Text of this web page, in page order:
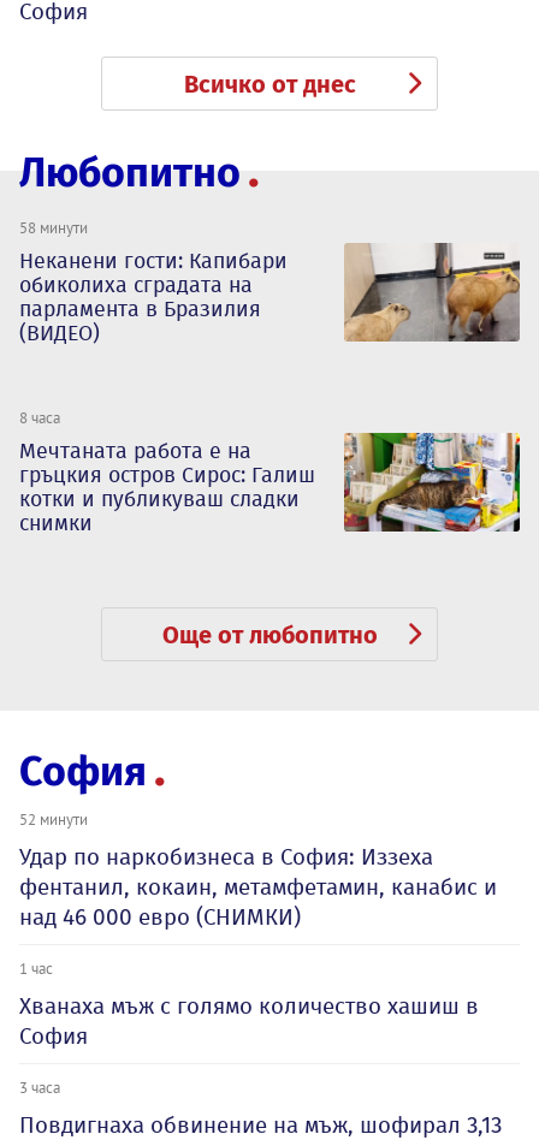
София
Всичко от днес
Любопитно
58 минути
Неканени гости: Капибари
обиколиха сградата на
парламента в Бразилия
(ВИДЕО)
8 часа
Мечтаната работа е на
гръцкия остров Сирос: Галиш
котки и публикуваш сладки
снимки
Още от любопитно
София
52 минути
Удар по наркобизнеса в София: Иззеха
фентанил, кокаин, метамфетамин, канабис и
над 46 000 евро (СНИМКИ)
1 час
Хванаха мъж с голямо количество хашиш в
София
3 часа
Повдигнаха обвинение на мъж, шофирал 3,13